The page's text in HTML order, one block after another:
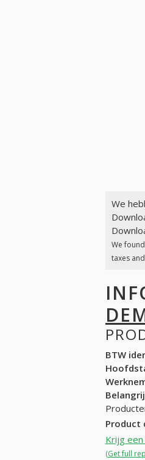
We
We
taxes
BTW
Product
Krijg
(Get full